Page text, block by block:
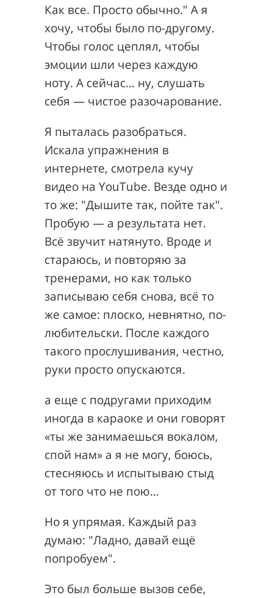
Как все. Просто обычно." А я
хочу, чтобы было по-другому.
Чтобы голос цеплял, чтобы
эмоции шли через каждую
ноту. А сейчас… ну, слушать
себя — чистое разочарование.
Я пыталась разобраться.
Искала упражнения в
интернете, смотрела кучу
видео на YouTube. Везде одно и
то же: "Дышите так, пойте так".
Пробую — а результата нет.
Всё звучит натянуто. Вроде и
стараюсь, и повторяю за
тренерами, но как только
записываю себя снова, всё то
же самое: плоско, невнятно, по-
любительски. После каждого
такого прослушивания, честно,
руки просто опускаются.
а еще с подругами приходим
иногда в караоке и они говорят
«ты же занимаешься вокалом,
спой нам» а я не могу, боюсь,
стесняюсь и испытываю стыд
от того что не пою…
Но я упрямая. Каждый раз
думаю: "Ладно, давай ещё
попробуем".
Это был больше вызов себе,